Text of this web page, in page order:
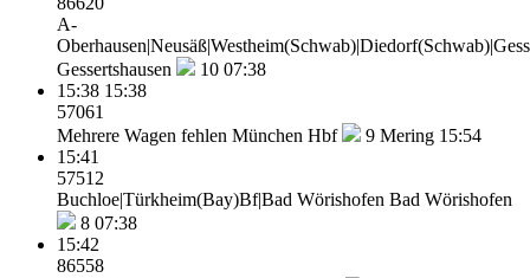
A-
Gessertshausen
10 07:38
15:38 15:38
57061
Mehrere Wagen fehlen München Hbf 9 Mering 15:54
15:41
57512
Buchloe|Türkheim(Bay)Bf|Bad Wörishofen Bad Wörishofen
8 07:38
15:42
86558